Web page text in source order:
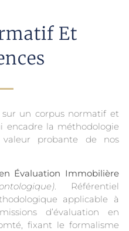
Et
sur un corpus normatif et
encadre la méthodologie
probante de nos
Évaluation Immobilière
. Référentiel
applicable à
d’évaluation en
fixant le formalisme